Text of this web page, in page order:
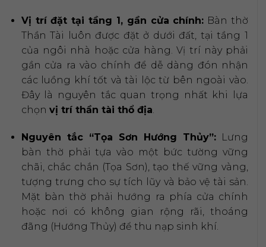
Vị trí đặt tại tầng 1, gần cửa chính: Bàn thờ
Thần Tài luôn được đặt ở dưới đất, tại tầng 1
của ngôi nhà hoặc cửa hàng. Vị trí này phải
gần cửa ra vào chính để dễ dàng đón nhận
các luồng khí tốt và tài lộc từ bên ngoài vào.
Đây là nguyên tắc quan trọng nhất khi lựa
chọn vị trí thần tài thổ địa.
Nguyên tắc “Tọa Sơn Hướng Thủy”:Lưng
bàn thờ phải tựa vào một bức tường vững
chãi, chắc chắn (Tọa Sơn), tạo thế vững vàng,
tượng trưng cho sự tích lũy và bảo vệ tài sản.
Mặt bàn thờ phải hướng ra phía cửa chính
hoặc nơi có không gian rộng rãi, thoáng
đãng (Hướng Thủy) để thu nạp sinh khí.